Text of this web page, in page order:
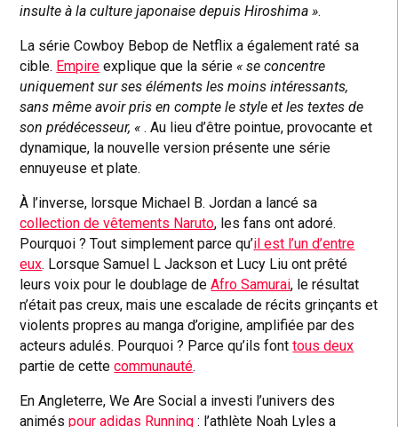
insulte à la culture japonaise depuis Hiroshima ».
La série Cowboy Bebop de Netflix a également raté sa
cible. Empire explique que la série « se concentre
uniquement sur ses éléments les moins intéressants,
sans même avoir pris en compte le style et les textes de
son prédécesseur, «. Au lieu d’être pointue, provocante et
dynamique, la nouvelle version présente une série
ennuyeuse et plate.
À l’inverse, lorsque Michael B. Jordan a lancé sa
collection de vêtements Naruto, les fans ont adoré.
Pourquoi ? Tout simplement parce qu’il est l’un d’entre
eux. Lorsque Samuel L Jackson et Lucy Liu ont prêté
leurs voix pour le doublage deAfro Samurai, le résultat
n’était pas creux, mais une escalade de récits grinçants et
violents propres au manga d’origine, amplifiée par des
acteurs adulés. Pourquoi ? Parce qu’ils fonttous deux
partie de cettecommunauté.
En Angleterre, We Are Social a investi l’univers des
animés pour adidas Running : l’athlète Noah Lyles a